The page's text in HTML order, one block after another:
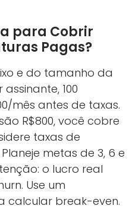
para Cobrir
Pagas?
e do tamanho da
100
mês antes de taxas.
R$800, você cobre
taxas de
metas de 3, 6 e
o lucro real
Use um
calcular break-even.